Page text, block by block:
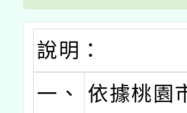
說明：
一、
依據桃園